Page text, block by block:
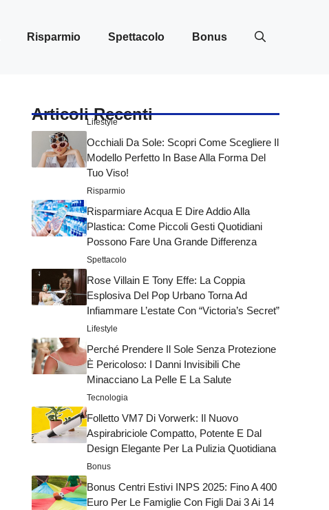
Risparmio Spettacolo Bonus
Articoli Recenti
Lifestyle
Occhiali Da Sole: Scopri Come Scegliere Il
Modello Perfetto In Base Alla Forma Del
Tuo Viso!
Risparmio
Risparmiare Acqua E Dire Addio Alla
Plastica: Come Piccoli Gesti Quotidiani
Possono Fare Una Grande Differenza
Spettacolo
Rose Villain E Tony Effe: La Coppia
Esplosiva Del Pop Urbano Torna Ad
Infiammare L’estate Con “Victoria’s Secret”
Lifestyle
Perché Prendere Il Sole Senza Protezione
È Pericoloso: I Danni Invisibili Che
Minacciano La Pelle E La Salute
Tecnologia
Folletto VM7 Di Vorwerk: Il Nuovo
Aspirabriciole Compatto, Potente E Dal
Design Elegante Per La Pulizia Quotidiana
Bonus
Bonus Centri Estivi INPS 2025: Fino A 400
Euro Per Le Famiglie Con Figli Dai 3 Ai 14